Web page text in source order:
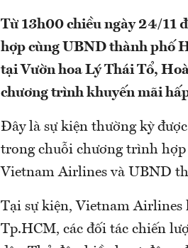
Từ 13h00 chiều ngày 24/11
hợp cùng UBND thành phố
tại Vườn hoa Lý Thái Tổ,
chương trình khuyến mãi
Đây là sự kiện thường kỳ
trong chuỗi chương trình
Vietnam Airlines và UBND
Tại sự kiện, Vietnam
Tp.HCM, các đối tác chiến